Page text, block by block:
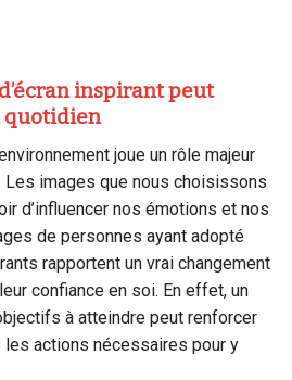
inspirant peut
joue un rôle majeur
Les images que nous choisissons
d’influencer nos émotions et nos
de personnes ayant adopté
rapportent un vrai changement
confiance en soi. En effet, un
à atteindre peut renforcer
les actions nécessaires pour y